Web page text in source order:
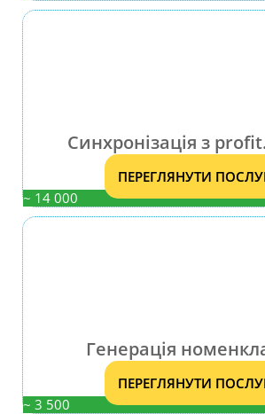
Синхронізація з
ПЕРЕГЛЯНУТИ
~ 14 000
Генерація
ПЕРЕГЛЯНУТИ
~ 3 500